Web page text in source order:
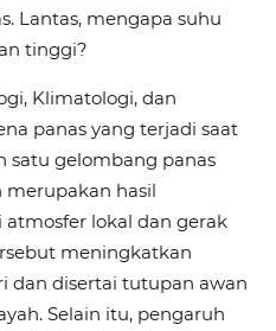
Lantas, mengapa suhu
tinggi?
Klimatologi, dan
panas yang terjadi saat
satu gelombang panas
merupakan hasil
lokal dan gerak
meningkatkan
dan disertai tutupan awan
Selain itu, pengaruh